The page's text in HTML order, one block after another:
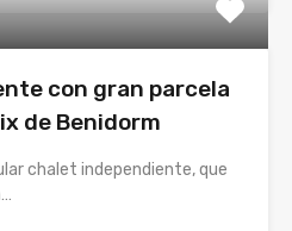
con gran parcela
de Benidorm
chalet independiente, que